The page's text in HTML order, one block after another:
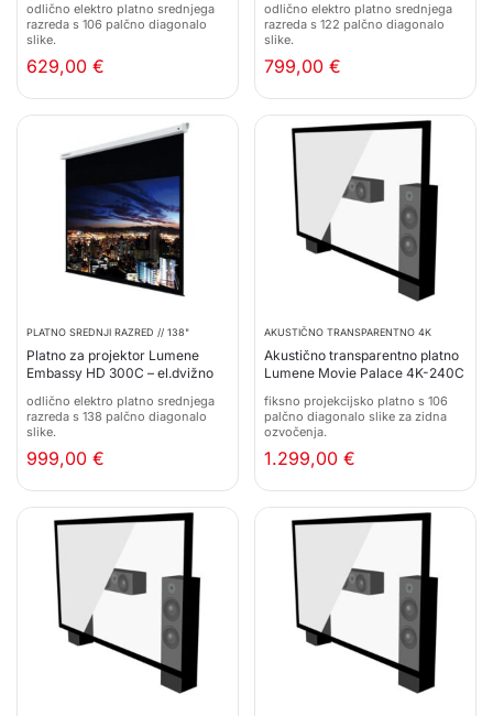
odlično elektro platno srednjega
razreda s 106 palčno diagonalo
slike.
629,00 €
odlično elektro platno srednjega
razreda s 122 palčno diagonalo
slike.
799,00 €
PLATNO SREDNJI RAZRED // 138"
Platno za projektor Lumene
Embassy HD 300C – el.dvižno
odlično elektro platno srednjega
razreda s 138 palčno diagonalo
slike.
999,00 €
AKUSTIČNO TRANSPARENTNO 4K
Akustično transparentno platno
Lumene Movie Palace 4K-240C
fiksno projekcijsko platno s 106
palčno diagonalo slike za zidna
ozvočenja.
1.299,00 €